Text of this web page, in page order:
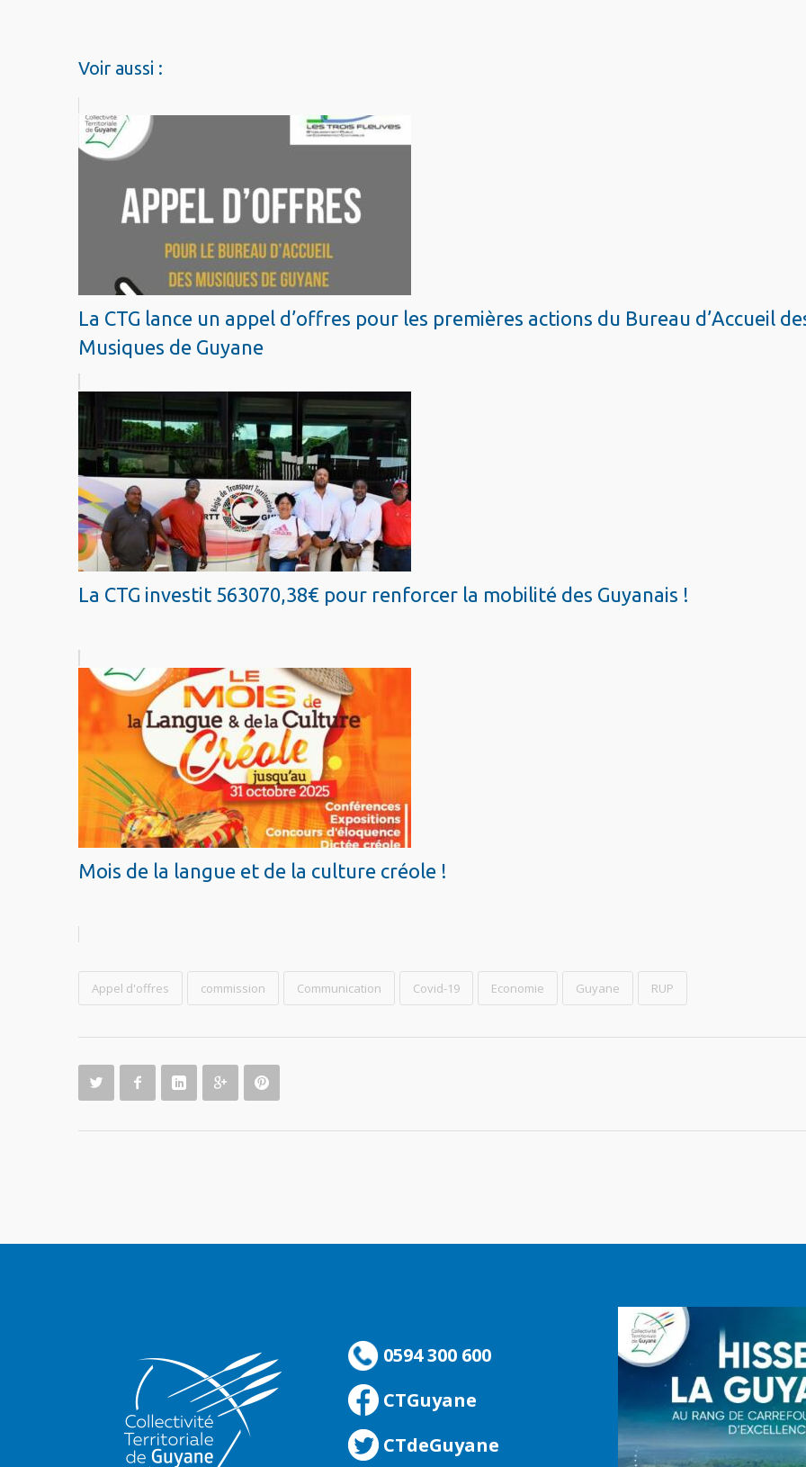
Voir aussi :
La CTG lance un appel d’offres pour les premières actions du Bureau d’Accueil
Musiques de Guyane
La CTG investit 563070,38€ pour renforcer la mobilité des Guyanais !
Mois de la langue et de la culture créole !
Appel d'offres commission Communication Covid-19 Economie Guyane RUP
0594 300 600
CTGuyane
CTdeGuyane